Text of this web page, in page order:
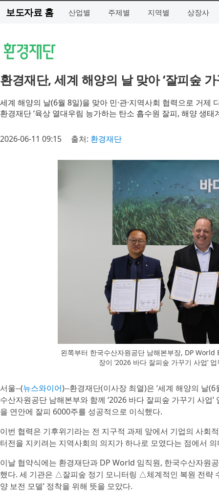
보도자료 홈 산업별 주제별 지역별 상장사
환경재단, 세계 해양의 날 맞아 ‘잘피숲
세계 해양의 날(6월 8일)을 맞아 민·관·지역사회 협력으로 거제
환경재단 ‘육상 열대우림 능가하는 탄소 흡수원 잘피, 해양 생태
2026-06-11 09:15 출처: 환경재단
왼쪽부터 한국수산자원공단 남해본부장, DP
장이 ‘2026 바다 잘피숲 가꾸기 사업’
서울--(뉴스와이어)--환경재단(이사장 최열)은 ‘세계 해양의 날
수산자원공단 남해본부와 함께 ‘2026 바다 잘피숲 가꾸기 사
을 연안에 잘피 6000주를 성공적으로 이식했다.
이번 협력은 기후위기라는 전 지구적 과제 앞에서 기업의 사회
터전을 지키려는 지역사회의 의지가 하나로 모였다는 점에서
이날 협약식에는 환경재단과 DP World 임직원, 한국수산자원
했다. 세 기관은 △잘피숲 정기 모니터링 △체계적인 복원 전략
양 보전 모델’ 정착을 위해 뜻을 모았다.